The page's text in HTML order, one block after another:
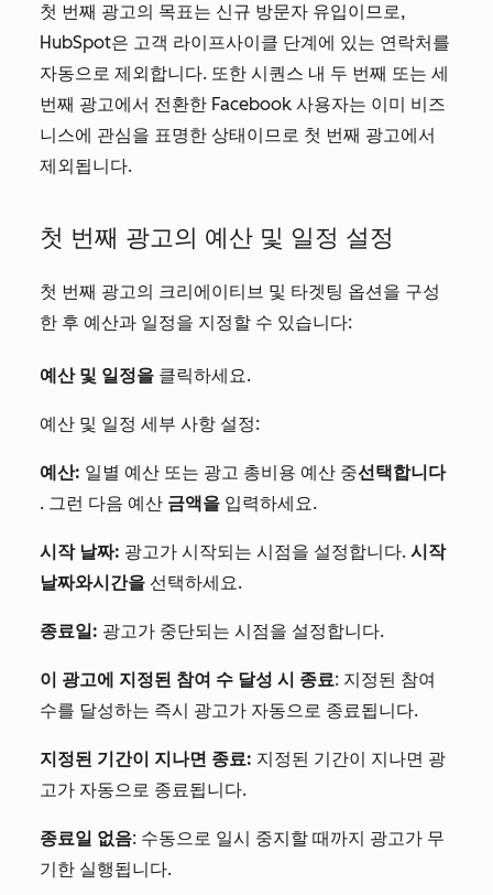
첫 번째 광고의 목표는 신규 방문자 유입이므로,
HubSpot은 고객 라이프사이클 단계에 있는 연락처를
자동으로 제외합니다. 또한 시퀀스 내 두 번째 또는 세
번째 광고에서 전환한 Facebook 사용자는 이미 비즈
니스에 관심을 표명한 상태이므로 첫 번째 광고에서
제외됩니다.
첫 번째 광고의 예산 및 일정 설정
첫 번째 광고의 크리에이티브 및 타겟팅 옵션을 구성
한 후 예산과 일정을 지정할 수 있습니다:
예산 및 일정을 클릭하세요.
예산 및 일정 세부 사항 설정:
예산: 일별 예산 또는 광고 총비용 예산 중선택합니다
. 그런 다음 예산 금액을 입력하세요.
시작 날짜: 광고가 시작되는 시점을 설정합니다. 시작
날짜와시간을 선택하세요.
종료일: 광고가 중단되는 시점을 설정합니다.
이 광고에 지정된 참여 수 달성 시 종료: 지정된 참여
수를 달성하는 즉시 광고가 자동으로 종료됩니다.
지정된 기간이 지나면 종료: 지정된 기간이 지나면 광
고가 자동으로 종료됩니다.
종료일 없음: 수동으로 일시 중지할 때까지 광고가 무
기한 실행됩니다.